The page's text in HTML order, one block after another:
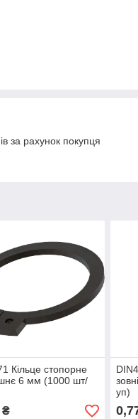
за рахунок покупця
Кільце стопорне
6 мм (1000 шт/
уп)